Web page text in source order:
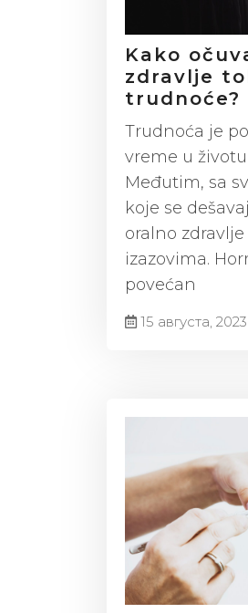
Kako
zdravlje
trudnoće?
Trudnoća je
vreme u
Međutim, sa
koje se
oralno
izazovima.
povećan
15 августа, 2023